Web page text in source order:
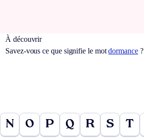
À découvrir
Savez-vous ce que signifie le motdormance?
N O P Q R S T